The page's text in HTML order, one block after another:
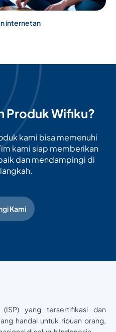
internetan
Produk Wifiku?
kami bisa memenuhi
kami siap memberikan
dan mendampingi di
Kami
yang tersertifikasi dan
handal untuk ribuan orang,